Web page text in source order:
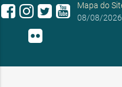
Mapa do
08/08/2026